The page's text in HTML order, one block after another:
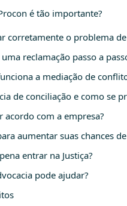
é tão importante?
corretamente o problema
reclamação passo a
a mediação de
de conciliação e como se
acordo com a empresa?
aumentar suas chances
entrar na Justiça?
pode ajudar?